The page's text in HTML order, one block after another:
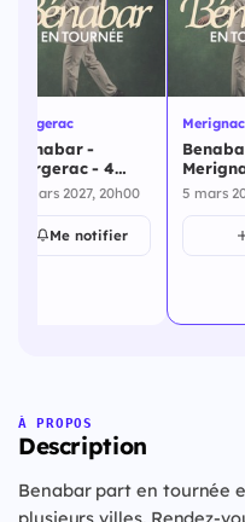
Bergerac
Benabar -
Bergerac - 4
mars 2027
4 mars 2027, 20h00
Me notifier
Merignac
mars
5 mars
À PROPOS
Description
Benabar part en tournée